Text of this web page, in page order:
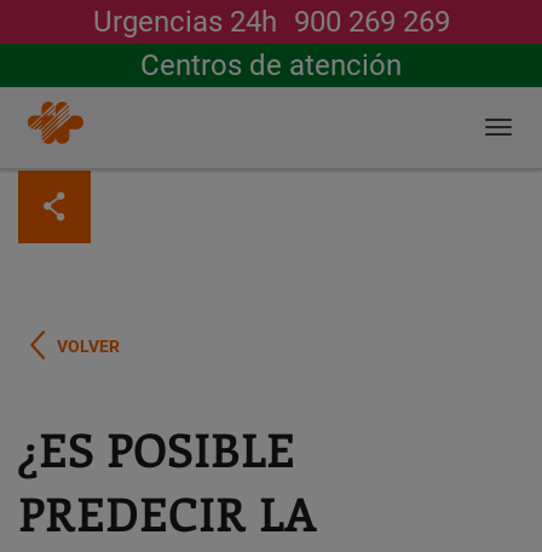
contenido
principal
Urgencias 24h 900 269 269
Centros de atención
Buscar
VOLVER
¿ES POSIBLE
PREDECIR LA